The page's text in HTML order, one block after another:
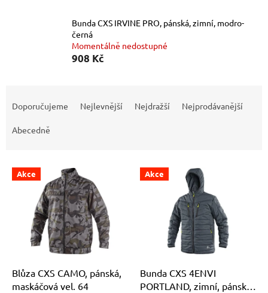
Bunda CXS IRVINE PRO, pánská, zimní, modro-
černá
Momentálně nedostupné
908 Kč
p
Doporučujeme Nejlevnější Nejdražší Nejprodávanější
Abecedně
V Akce
Blůza CXS CAMO, pánská,
maskáčová vel. 64
Akce
Bunda CXS 4ENVI
PORTLAND, zimní, pánská,